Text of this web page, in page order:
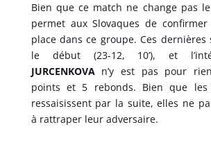
Bien que ce match ne change pas
permet aux Slovaques de
place dans ce groupe. Ces dernières
le début (23-12, 10’), et
JURCENKOVAn’y est pas pour
points et 5 rebonds. Bien que les
ressaisissent par la suite, elles ne
à rattraper leur adversaire.